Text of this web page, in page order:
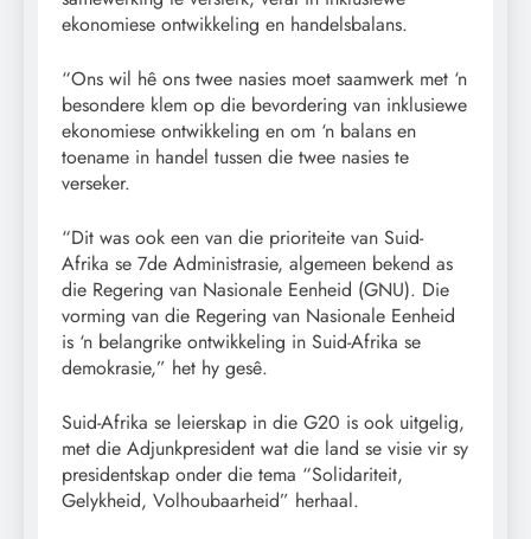
ekonomiese ontwikkeling en handelsbalans.
“Ons wil hê ons twee nasies moet saamwerk met ‘n
besondere klem op die bevordering van inklusiewe
ekonomiese ontwikkeling en om ‘n balans en
toename in handel tussen die twee nasies te
verseker.
“Dit was ook een van die prioriteite van Suid-
Afrika se 7de Administrasie, algemeen bekend as
die Regering van Nasionale Eenheid (GNU). Die
vorming van die Regering van Nasionale Eenheid
is ‘n belangrike ontwikkeling in Suid-Afrika se
demokrasie,” het hy gesê.
Suid-Afrika se leierskap in die G20 is ook uitgelig,
met die Adjunkpresident wat die land se visie vir sy
presidentskap onder die tema “Solidariteit,
Gelykheid, Volhoubaarheid” herhaal.